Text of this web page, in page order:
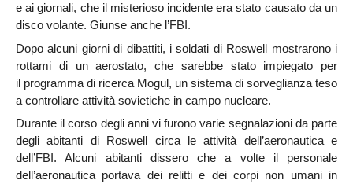
e ai giornali, che il misterioso incidente era stato causato da un
disco volante. Giunse anche l’FBI.
Dopo alcuni giorni di dibattiti, i soldati di Roswell mostrarono i
rottami di un aerostato, che sarebbe stato impiegato per
il programma di ricerca Mogul, un sistema di sorveglianza teso
a controllare attività sovietiche in campo nucleare.
Durante il corso degli anni vi furono varie segnalazioni da parte
degli abitanti di Roswell circa le attività dell’aeronautica e
dell’FBI. Alcuni abitanti dissero che a volte il personale
dell’aeronautica portava dei relitti e dei corpi non umani in